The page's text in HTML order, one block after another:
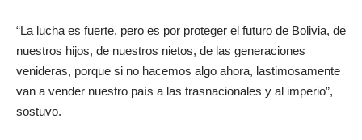
“La lucha es fuerte, pero es por proteger el futuro de Bolivia, de
nuestros hijos, de nuestros nietos, de las generaciones
venideras, porque si no hacemos algo ahora, lastimosamente
van a vender nuestro país a las trasnacionales y al imperio”,
sostuvo.